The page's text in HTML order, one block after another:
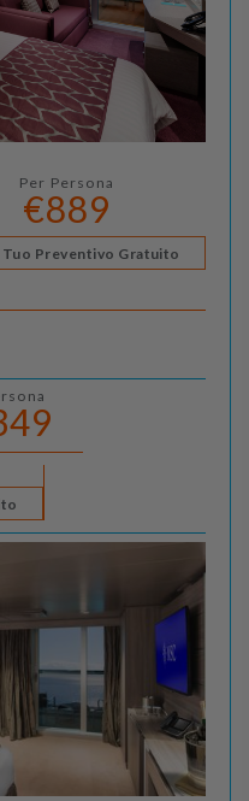
Per Persona
€889
Tuo Preventivo Gratuito